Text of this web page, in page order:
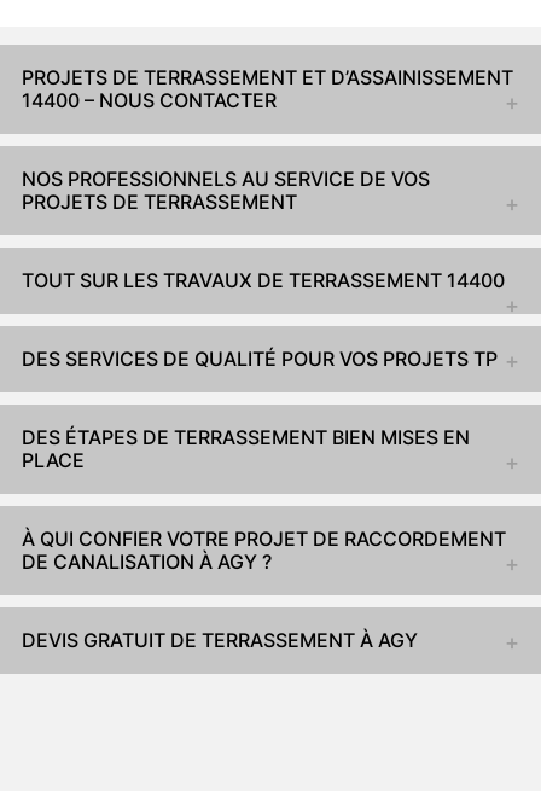
PROJETS DE TERRASSEMENT ET D’ASSAINISSEMENT
14400 – NOUS CONTACTER
NOS PROFESSIONNELS AU SERVICE DE VOS
PROJETS DE TERRASSEMENT
TOUT SUR LES TRAVAUX DE TERRASSEMENT 14400
DES SERVICES DE QUALITÉ POUR VOS PROJETS TP
DES ÉTAPES DE TERRASSEMENT BIEN MISES EN
PLACE
À QUI CONFIER VOTRE PROJET DE RACCORDEMENT
DE CANALISATION À AGY ?
DEVIS GRATUIT DE TERRASSEMENT À AGY